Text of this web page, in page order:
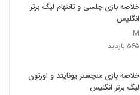
خلاصه بازی چلسی و تاتنهام لیگ برتر
انگلیس
M
۵۶۵ بازدید
خلاصه بازی منچستر یونایتد و اورتون
لیگ برتر انگلیس